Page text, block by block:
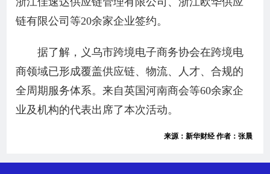
链有限公司等20余家企业签约。
据了解，义乌市跨境电子商务协会在跨境电
商领域已形成覆盖供应链、物流、人才、合规的
全周期服务体系。来自英国河南商会等60余家企
业及机构的代表出席了本次活动。
来源：新华财经 作者：张晨